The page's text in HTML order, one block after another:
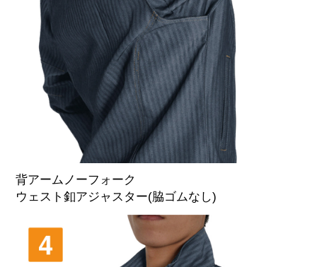
背アームノーフォーク
ウェスト釦アジャスター(脇ゴムなし)